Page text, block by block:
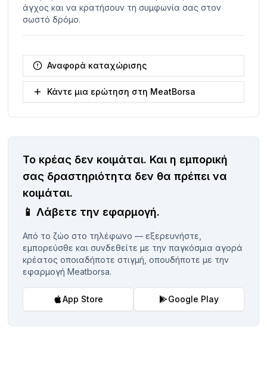
άγχος και να κρατήσουν τη συμφωνία σας στον
σωστό δρόμο.
Αναφορά καταχώρισης
Κάντε μια ερώτηση στη MeatBorsa
Το κρέας δεν κοιμάται. Και η εμπορική
σας δραστηριότητα δεν θα πρέπει να
κοιμάται.
📱 Λάβετε την εφαρμογή.
Από το ζώο στο τηλέφωνο — εξερευνήστε,
εμπορεύσθε και συνδεθείτε με την παγκόσμια αγορά
κρέατος οποιαδήποτε στιγμή, οπουδήποτε με την
εφαρμογή Meatborsa.
App Store Google Play